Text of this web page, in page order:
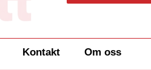
Kontakt Om oss